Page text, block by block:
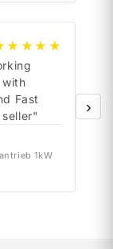
with
Fast
1kW
›